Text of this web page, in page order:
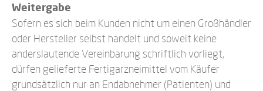
Weitergabe
Sofern es sich beim Kunden nicht um einen Großhändler
oder Hersteller selbst handelt und soweit keine
anderslautende Vereinbarung schriftlich vorliegt,
dürfen gelieferte Fertigarzneimittel vom Käufer
grundsätzlich nur an Endabnehmer (Patienten) und